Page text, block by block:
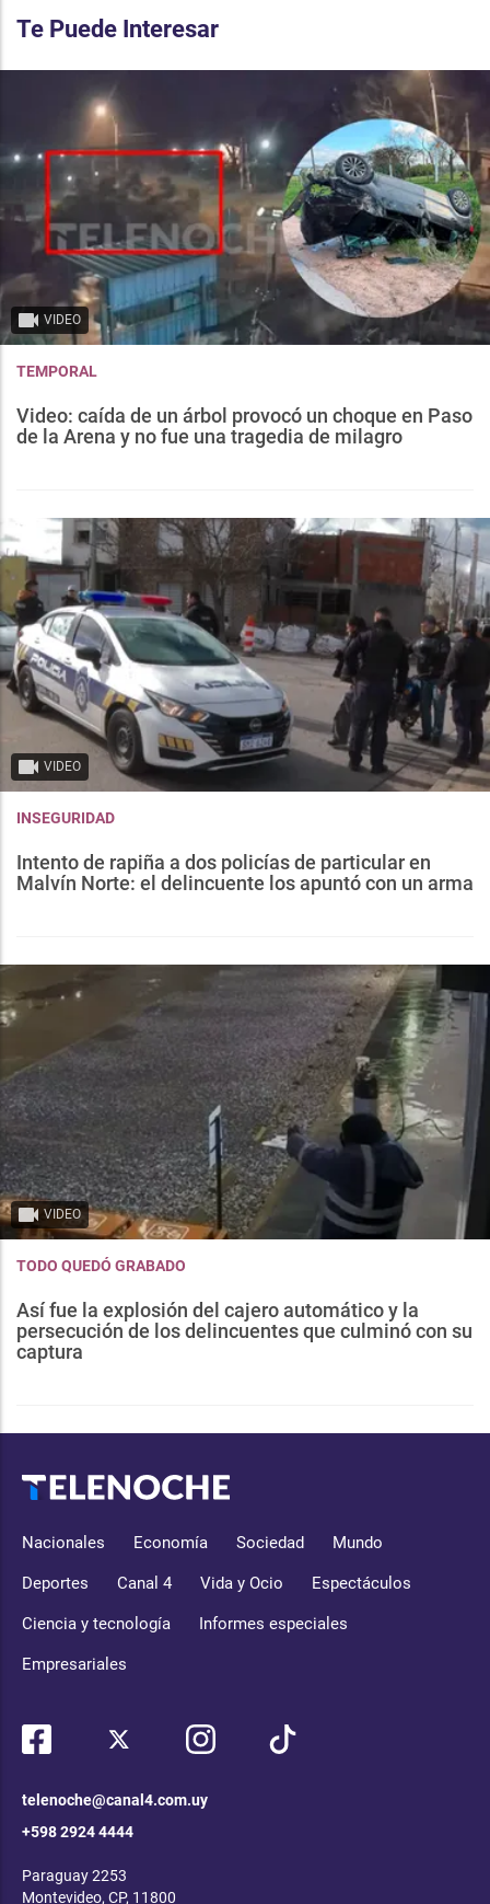
Te Puede Interesar
VIDEO
TEMPORAL
Video: caída de un árbol provocó un choque en Paso
de la Arena y no fue una tragedia de milagro
VIDEO
INSEGURIDAD
Intento de rapiña a dos policías de particular en
Malvín Norte: el delincuente los apuntó con un arma
VIDEO
TODO QUEDÓ GRABADO
Así fue la explosión del cajero automático y la
persecución de los delincuentes que culminó con su
captura
Nacionales Economía Sociedad Mundo
Deportes Canal 4 Vida y Ocio Espectáculos
Ciencia y tecnología Informes especiales
Empresariales
telenoche@canal4.com.uy
+598 2924 4444
Paraguay 2253
Montevideo, CP, 11800